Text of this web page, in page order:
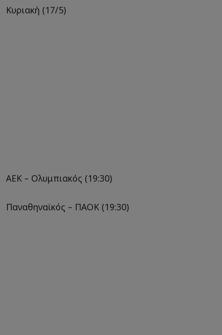
Κυριακή (17/5)
ΑΕΚ – Ολυμπιακός (19:30)
Παναθηναϊκός – ΠΑΟΚ (19:30)